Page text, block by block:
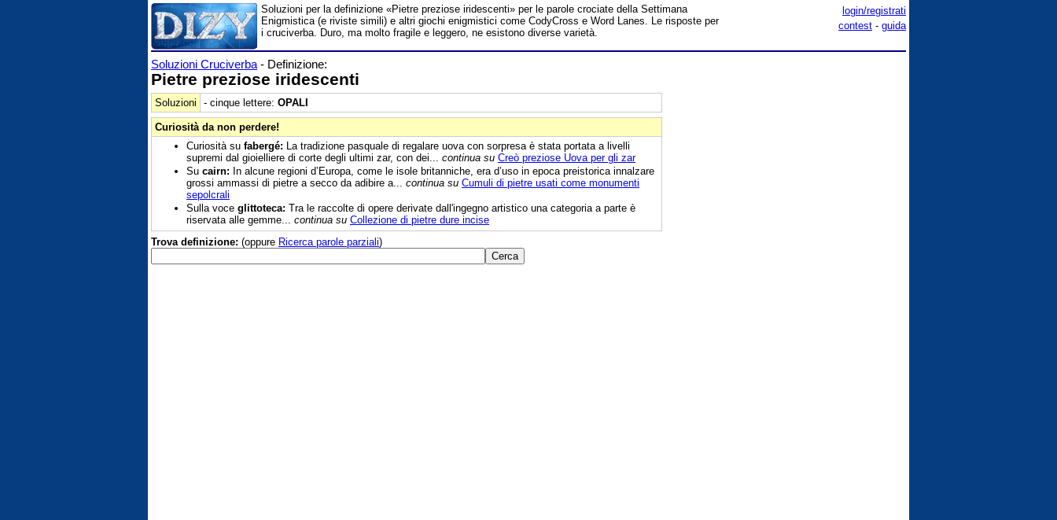
login/registrati
contest - guida
Soluzioni per la definizione «Pietre preziose iridescenti» per le parole crociate della Settimana
Enigmistica (e riviste simili) e altri giochi enigmistici come CodyCross e Word Lanes. Le risposte per
i cruciverba. Duro, ma molto fragile e leggero, ne esistono diverse varietà.
Soluzioni Cruciverba - Definizione:
Pietre preziose iridescenti
Soluzioni - cinque lettere: OPALI
Curiosità da non perdere!
Curiosità su fabergé: La tradizione pasquale di regalare uova con sorpresa è stata portata a livelli
supremi dal gioielliere di corte degli ultimi zar, con dei... continua su Creò preziose Uova per gli zar
Su cairn: In alcune regioni d’Europa, come le isole britanniche, era d’uso in epoca preistorica innalzare
grossi ammassi di pietre a secco da adibire a... continua su Cumuli di pietre usati come monumenti
sepolcrali
Sulla voce glittoteca: Tra le raccolte di opere derivate dall'ingegno artistico una categoria a parte è
riservata alle gemme... continua su Collezione di pietre dure incise
Trova definizione: (oppure Ricerca parole parziali)